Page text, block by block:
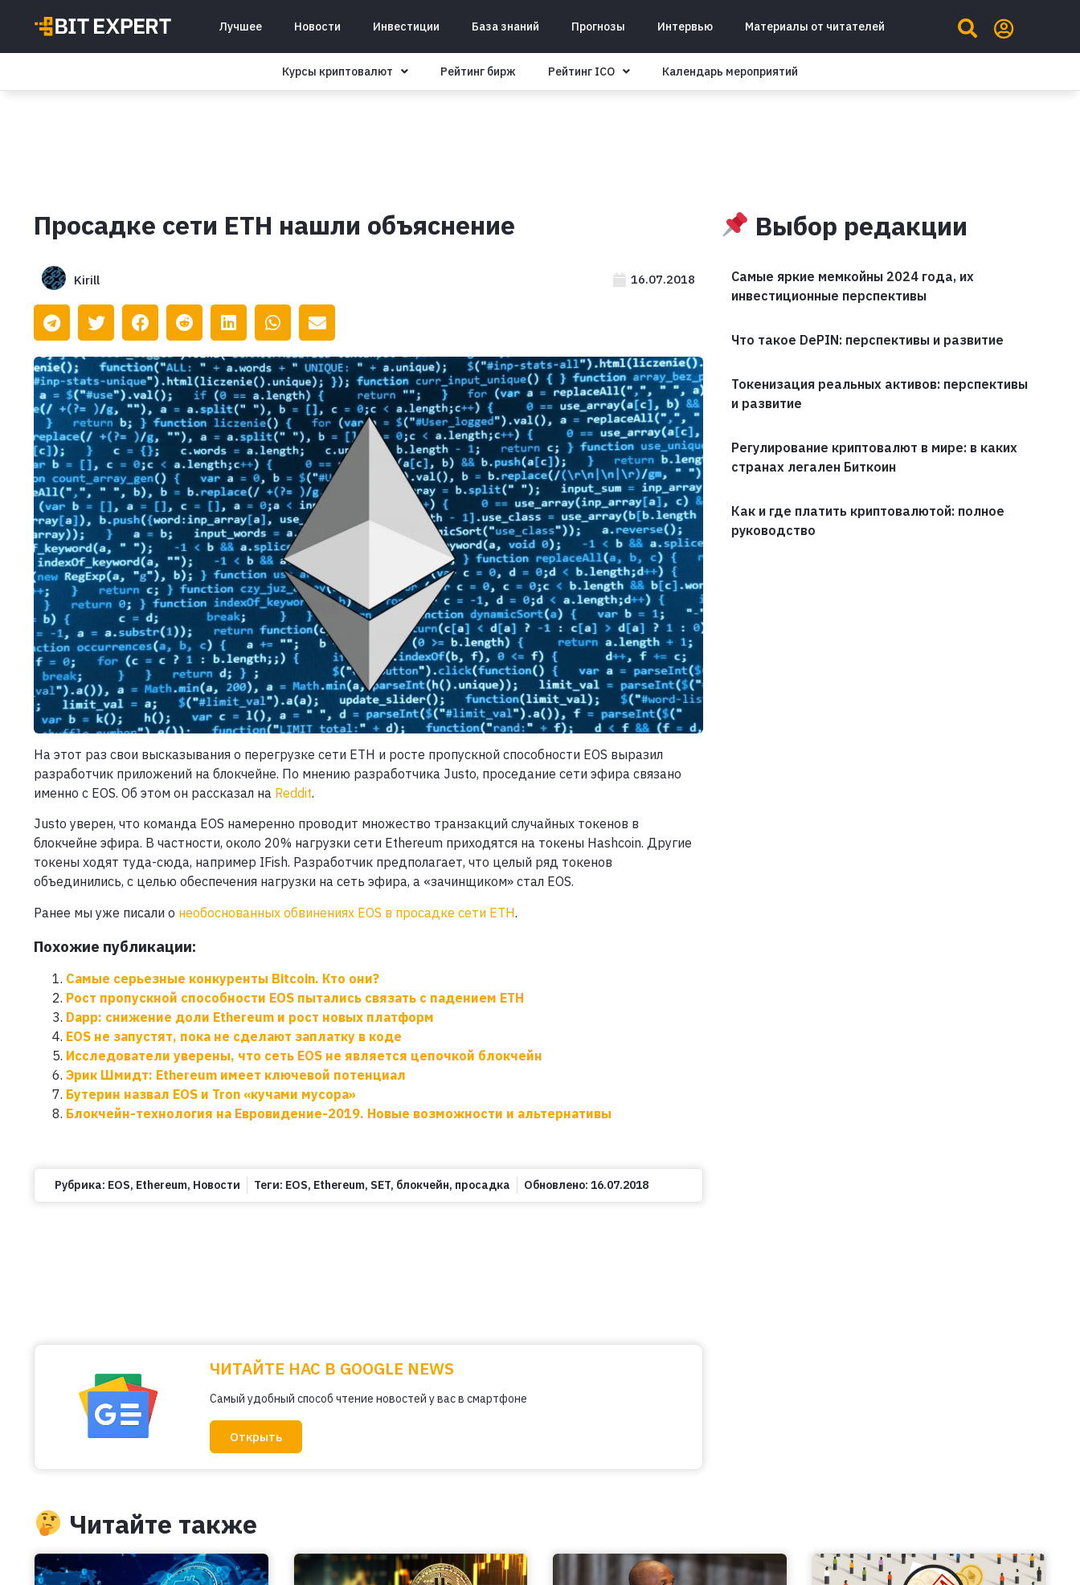
Лучшее Новости Инвестиции База знаний Прогнозы Интервью Материалы от читателей
Курсы криптовалют Рейтинг бирж Рейтинг ICO Календарь мероприятий
Просадке сети ETH нашли объяснение
Kirill 16.07.2018
На этот раз свои высказывания о перегрузке сети ETH и росте пропускной способности EOS выразил
разработчик приложений на блокчейне. По мнению разработчика Justo, проседание сети эфира связано
именно с EOS. Об этом он рассказал на Reddit.
Justo уверен, что команда EOS намеренно проводит множество транзакций случайных токенов в
блокчейне эфира. В частности, около 20% нагрузки сети Ethereum приходятся на токены Hashcoin. Другие
токены ходят туда-сюда, например IFish. Разработчик предполагает, что целый ряд токенов
объединились, с целью обеспечения нагрузки на сеть эфира, а «зачинщиком» стал EOS.
Ранее мы уже писали о необоснованных обвинениях EOS в просадке сети ETH.
Похожие публикации:
Самые серьезные конкуренты Bitcoin. Кто они?
Рост пропускной способности EOS пытались связать с падением ETH
Dapp: снижение доли Ethereum и рост новых платформ
EOS не запустят, пока не сделают заплатку в коде
Исследователи уверены, что сеть EOS не является цепочкой блокчейн
Эрик Шмидт: Ethereum имеет ключевой потенциал
Бутерин назвал EOS и Tron «кучами мусора»
Блокчейн-технология на Евровидение-2019. Новые возможности и альтернативы
Рубрика: EOS, Ethereum, Новости Теги: EOS, Ethereum, SET, блокчейн, просадка Обновлено: 16.07.2018
ЧИТАЙТЕ НАС В GOOGLE NEWS
Самый удобный способ чтение новостей у вас в смартфоне
Открыть
Выбор редакции
Самые яркие мемкойны 2024 года, их
инвестиционные перспективы
Что такое DePIN: перспективы и развитие
Токенизация реальных активов: перспективы
и развитие
Регулирование криптовалют в мире: в каких
странах легален Биткоин
Как и где платить криптовалютой: полное
руководство
Читайте также